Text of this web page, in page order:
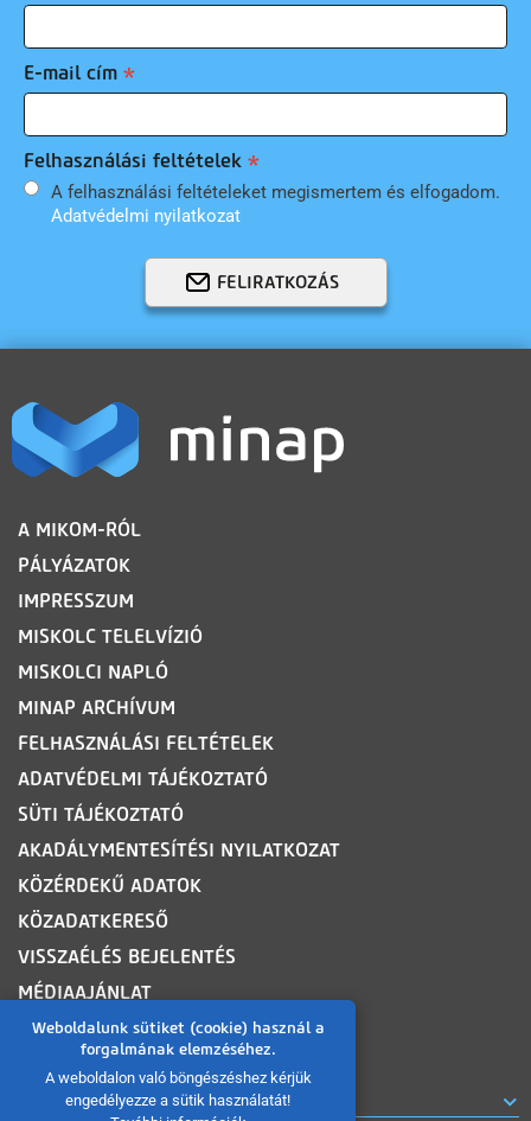
Weboldalunk sütiket (cookie) használ a
forgalmának elemzéséhez.
A weboldalon való böngészéshez kérjük
engedélyezze a sütik használatát!
E-mail cím
Felhasználási feltételek
A felhasználási feltételeket megismertem és elfogadom.
Adatvédelmi nyilatkozat
FELIRATKOZÁS
LÁBLÉC
A MIKOM-RÓL
PÁLYÁZATOK
IMPRESSZUM
MISKOLC TELELVÍZIÓ
MISKOLCI NAPLÓ
MINAP ARCHÍVUM
FELHASZNÁLÁSI FELTÉTELEK
ADATVÉDELMI TÁJÉKOZTATÓ
SÜTI TÁJÉKOZTATÓ
AKADÁLYMENTESÍTÉSI NYILATKOZAT
KÖZÉRDEKŰ ADATOK
KÖZADATKERESŐ
VISSZAÉLÉS BEJELENTÉS
MÉDIAAJÁNLAT
OLDALTÉRKÉP
ROVATOK